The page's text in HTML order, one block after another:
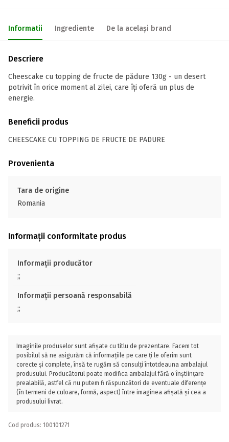
Informatii Ingrediente De la același brand
Descriere
Cheescake cu topping de fructe de pădure 130g - un desert
potrivit în orice moment al zilei, care îți oferă un plus de
energie.
Beneficii produs
CHEESCAKE CU TOPPING DE FRUCTE DE PADURE
Provenienta
Tara de origine
Romania
Informații conformitate produs
Informații producător
;;
Informații persoană responsabilă
;;
Imaginile produselor sunt afișate cu titlu de prezentare. Facem tot
posibilul să ne asigurăm că informațiile pe care ți le oferim sunt
corecte și complete, însă te rugăm să consulți întotdeauna ambalajul
produsului. Producătorul poate modifica ambalajul fără o înștiințare
prealabilă, astfel că nu putem fi răspunzători de eventuale diferențe
(în termeni de culoare, formă, aspect) între imaginea afișată și cea a
produsului livrat.
Cod produs: 100101271